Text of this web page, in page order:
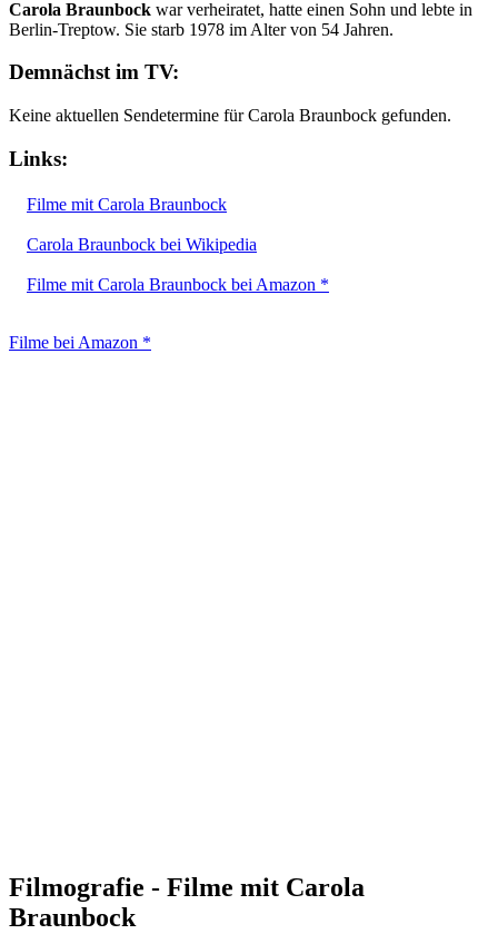
Carola Braunbock war verheiratet, hatte einen Sohn und lebte in
Berlin-Treptow. Sie starb 1978 im Alter von 54 Jahren.
Demnächst im TV:
Keine aktuellen Sendetermine für Carola Braunbock gefunden.
Links:
Filme mit Carola Braunbock
Carola Braunbock bei Wikipedia
Filme mit Carola Braunbock bei Amazon *
Filme bei Amazon *
Filmografie - Filme mit Carola
Braunbock